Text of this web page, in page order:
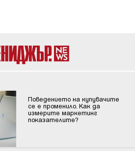
Поведението на купувачите
се е променило. Как да
измерите маркетинг
показателите?